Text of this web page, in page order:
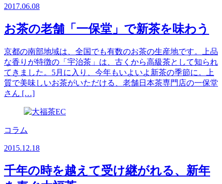
2017.06.08
お茶の老舗「一保堂」で新茶を味わう
京都の南部地域は、全国でも有数のお茶の生産地です。上品
な香りが特徴の「宇治茶」は、古くから高級茶として知られ
てきました。5月に入り、今年もいよいよ新茶の季節に。上
質で美味しいお茶がいただける、老舗日本茶専門店の一保堂
さん […]
コラム
2015.12.18
千年の時を越えて受け継がれる、新年